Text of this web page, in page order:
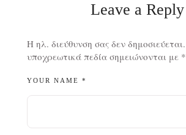
Leave a Reply
Η ηλ. διεύθυνση σας δεν δημοσιεύεται.
υποχρεωτικά πεδία σημειώνονται με *
YOUR NAME *